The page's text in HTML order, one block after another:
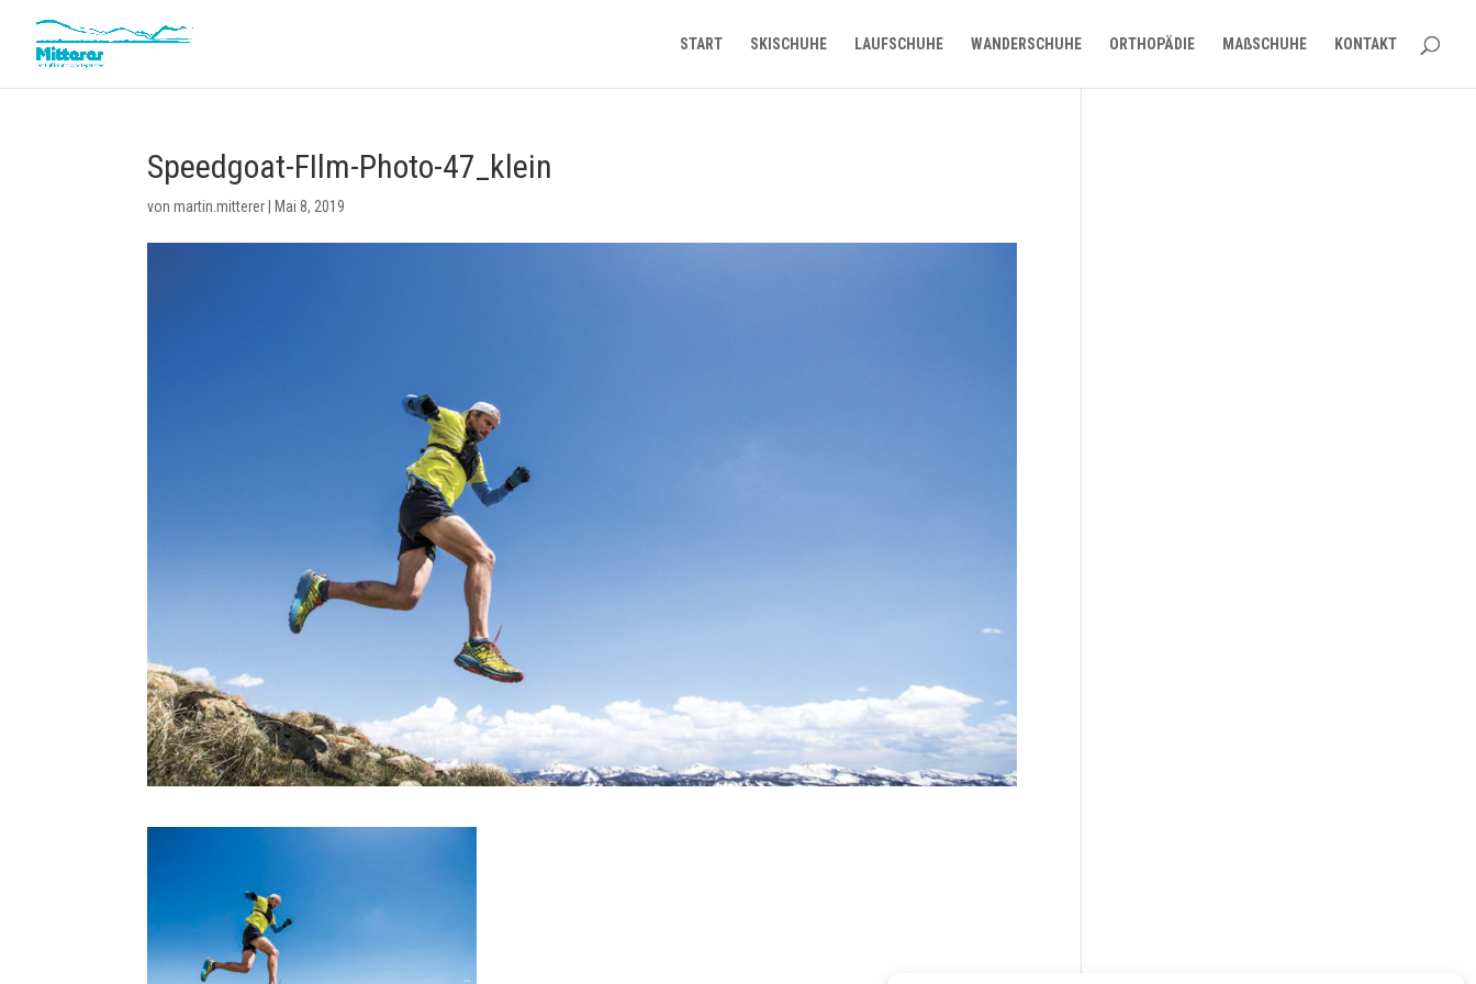
START SKISCHUHE LAUFSCHUHE WANDERSCHUHE ORTHOPÄDIE MAßSCHUHE KONTAKT
Speedgoat-FIlm-Photo-47_klein
vonmartin.mitterer Mai 8, 2019